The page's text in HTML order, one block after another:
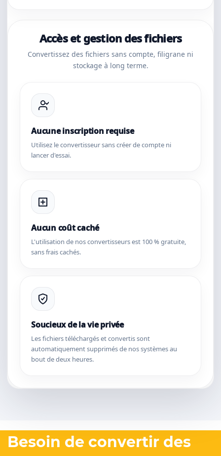
Accès et gestion des fichiers
Convertissez des fichiers sans compte, filigrane ni
stockage à long terme.
Aucune inscription requise
Utilisez le convertisseur sans créer de compte ni
lancer d'essai.
Aucun coût caché
L'utilisation de nos convertisseurs est 100 % gratuite,
sans frais cachés.
Soucieux de la vie privée
Les fichiers téléchargés et convertis sont
automatiquement supprimés de nos systèmes au
bout de deux heures.
Besoin de convertir des